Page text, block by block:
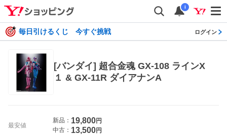
i
毎日引けるくじ 今すぐ挑戦 ログイン
[バンダイ] 超合金魂 GX-108 ラインX
１ & GX-11R ダイアナンA
最安値
新品： 19,800円
中古： 13,500円